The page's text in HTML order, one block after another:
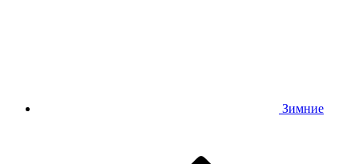
Зимние